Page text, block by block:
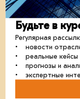
26 марта 2024
Будьте в
Регулярная
• новости
• реальные кейсы
• прогнозы и
• экспертные